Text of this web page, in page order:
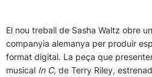
El nou treball de Sasha Waltz obre
companyia alemanya per produir
format digital. La peça que
musical In C, de Terry Riley,